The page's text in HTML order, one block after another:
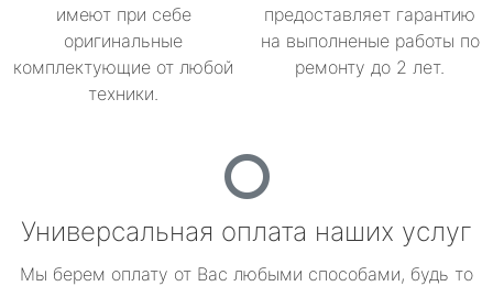
имеют при себе
оригинальные
комплектующие от любой
техники.
предоставляет гарантию
на выполненые работы по
ремонту до 2 лет.
Универсальная оплата наших услуг
Мы берем оплату от Вас любыми способами, будь то